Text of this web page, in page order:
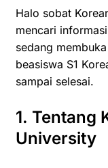
Halo sobat
mencari
sedang
beasiswa S1
sampai selesai.
1. Tentang
University